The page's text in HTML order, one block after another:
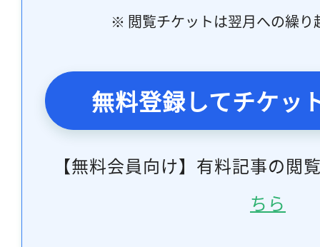
※ 閲覧チケットは翌月への繰り
無料登録してチケッ
【無料会員向け】有料記事の閲
ちら